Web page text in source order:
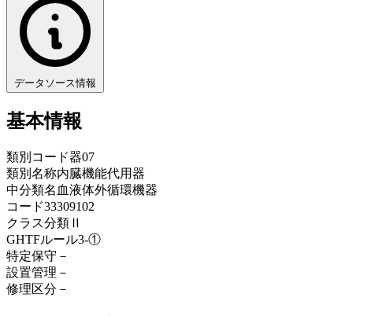
データソース情報
基本情報
類別コード器07
類別名称内臓機能代用器
中分類名 血液体外循環機器
コード33309102
クラス分類 Ⅱ
GHTFルール3-①
特定保守 －
設置管理 －
修理区分 －